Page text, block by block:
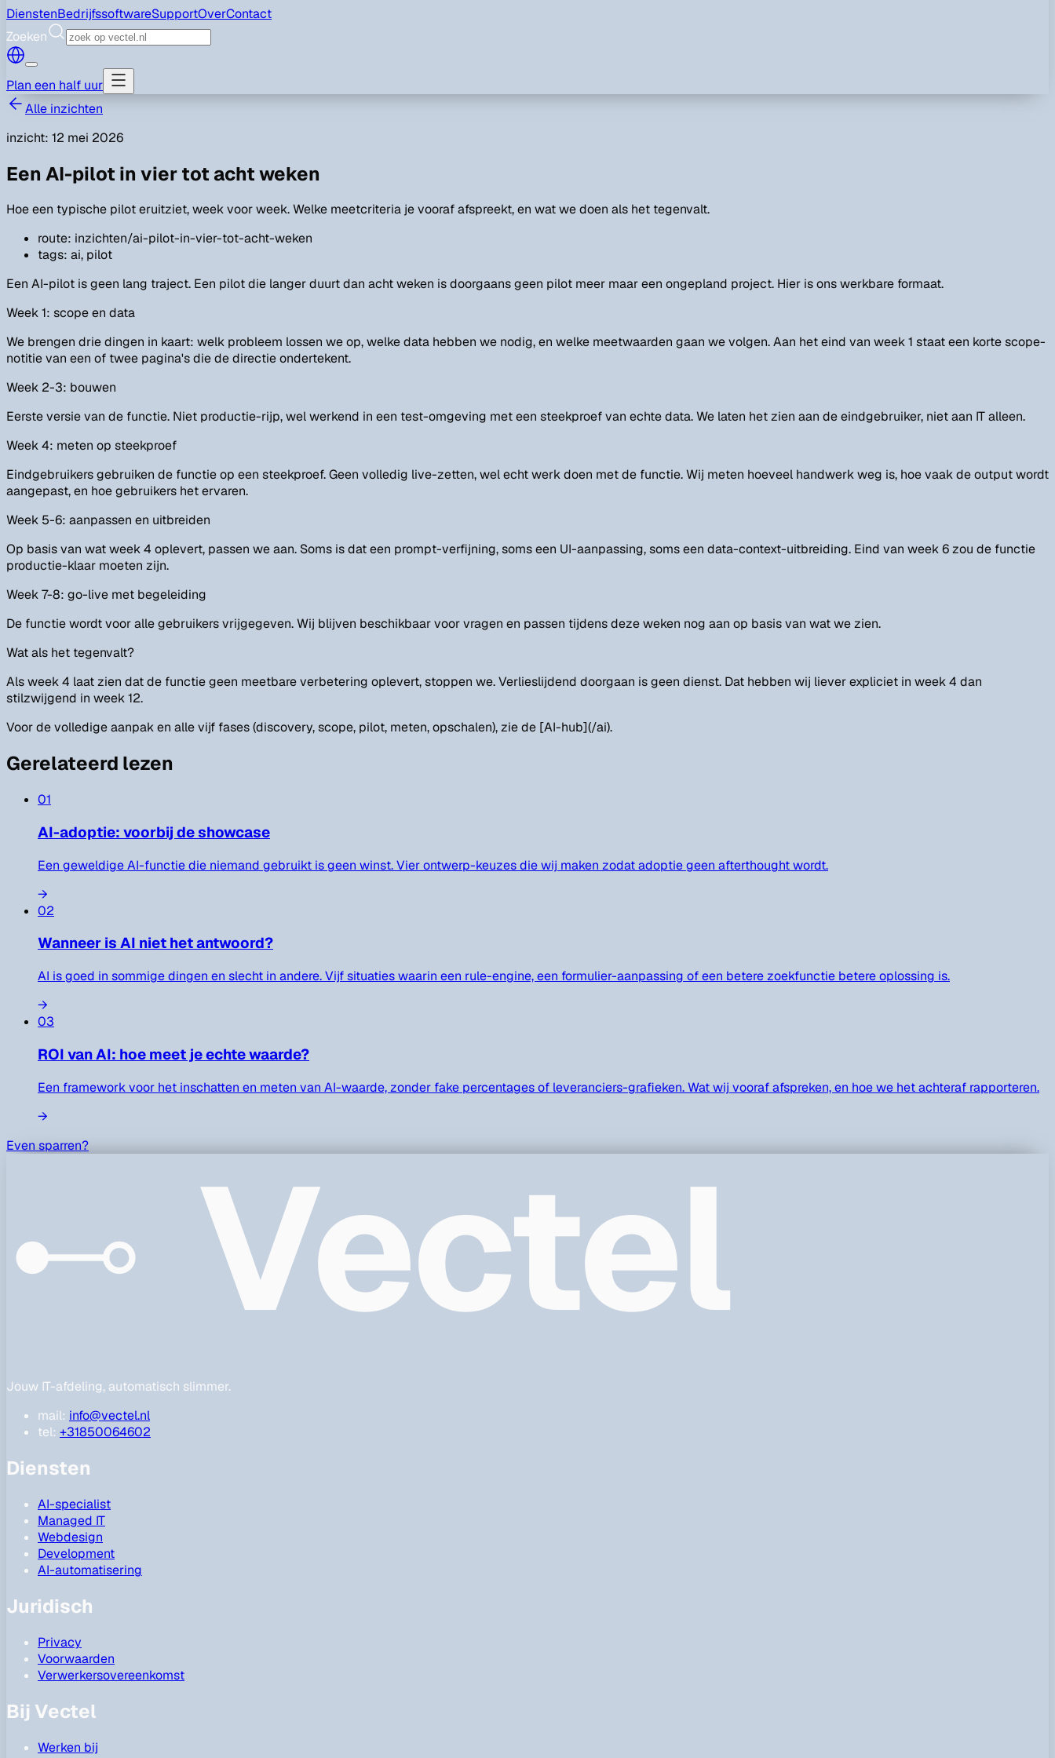
DienstenBedrijfssoftwareSupportOverContact
Zoeken
Plan een half uur
Alle inzichten
inzicht: 12 mei 2026
Een AI-pilot in vier tot acht weken
Hoe een typische pilot eruitziet, week voor week. Welke meetcriteria je vooraf afspreekt, en wat we doen als het tegenvalt.
route: inzichten/ai-pilot-in-vier-tot-acht-weken
tags: ai, pilot
Een AI-pilot is geen lang traject. Een pilot die langer duurt dan acht weken is doorgaans geen pilot meer maar een ongepland project. Hier is ons werkbare formaat.
Week 1: scope en data
We brengen drie dingen in kaart: welk probleem lossen we op, welke data hebben we nodig, en welke meetwaarden gaan we volgen. Aan het eind van week 1 staat een korte scope-
notitie van een of twee pagina's die de directie ondertekent.
Week 2-3: bouwen
Eerste versie van de functie. Niet productie-rijp, wel werkend in een test-omgeving met een steekproef van echte data. We laten het zien aan de eindgebruiker, niet aan IT alleen.
Week 4: meten op steekproef
Eindgebruikers gebruiken de functie op een steekproef. Geen volledig live-zetten, wel echt werk doen met de functie. Wij meten hoeveel handwerk weg is, hoe vaak de output wordt
aangepast, en hoe gebruikers het ervaren.
Week 5-6: aanpassen en uitbreiden
Op basis van wat week 4 oplevert, passen we aan. Soms is dat een prompt-verfijning, soms een UI-aanpassing, soms een data-context-uitbreiding. Eind van week 6 zou de functie
productie-klaar moeten zijn.
Week 7-8: go-live met begeleiding
De functie wordt voor alle gebruikers vrijgegeven. Wij blijven beschikbaar voor vragen en passen tijdens deze weken nog aan op basis van wat we zien.
Wat als het tegenvalt?
Als week 4 laat zien dat de functie geen meetbare verbetering oplevert, stoppen we. Verlieslijdend doorgaan is geen dienst. Dat hebben wij liever expliciet in week 4 dan
stilzwijgend in week 12.
Voor de volledige aanpak en alle vijf fases (discovery, scope, pilot, meten, opschalen), zie de [AI-hub](/ai).
Gerelateerd lezen
01
AI-adoptie: voorbij de showcase
Een geweldige AI-functie die niemand gebruikt is geen winst. Vier ontwerp-keuzes die wij maken zodat adoptie geen afterthought wordt.
→
02
Wanneer is AI niet het antwoord?
AI is goed in sommige dingen en slecht in andere. Vijf situaties waarin een rule-engine, een formulier-aanpassing of een betere zoekfunctie betere oplossing is.
→
03
ROI van AI: hoe meet je echte waarde?
Een framework voor het inschatten en meten van AI-waarde, zonder fake percentages of leveranciers-grafieken. Wat wij vooraf afspreken, en hoe we het achteraf rapporteren.
→
Even sparren?
Vectel
Jouw IT-afdeling, automatisch slimmer.
mail: info@vectel.nl
tel: +31850064602
Diensten
AI-specialist
Managed IT
Webdesign
Development
AI-automatisering
Juridisch
Privacy
Voorwaarden
Verwerkersovereenkomst
Bij Vectel
Werken bij